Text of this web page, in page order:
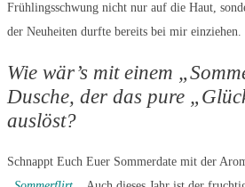
Frühlingsschwung nicht nur auf die Haut,
der Neuheiten durfte bereits bei mir einziehen.
Wie wär’s mit einem
Dusche, der das pure
auslöst?
Schnappt Euch Euer Sommerdate mit der